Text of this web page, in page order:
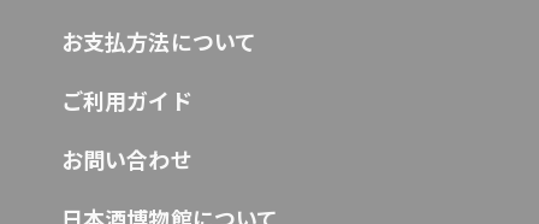
お支払方法について
ご利用ガイド
お問い合わせ